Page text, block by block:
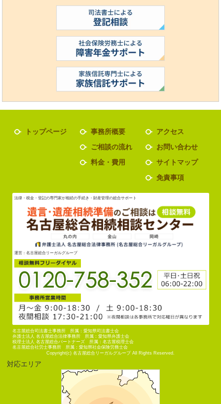
トップページ
事務所概要
ご相談の流れ
料金・費用
アクセス
お問い合わせ
サイトマップ
免責事項
法律・税金・登記の専門家が相続の手続き・財産管理の総合サポート
運営：名古屋総合リーガルグループ
名古屋総合司法書士事務所 所属：愛知県司法書士会
弁護士法人 名古屋総合法律事務所 所属：愛知県弁護士会
税理士法人 名古屋総合パートナーズ 所属：名古屋税理士会
名古屋総合社労士事務所 所属：愛知県社会保険労務士会
Copyright(c) 名古屋総合リーガルグループ All Rights Reserved.
対応エリア